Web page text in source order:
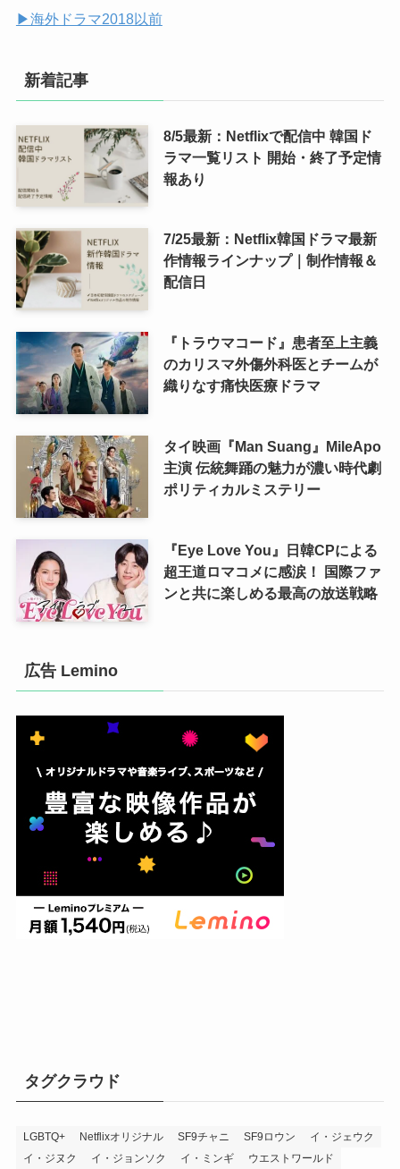
▶︎海外ドラマ2018以前
新着記事
8/5最新：Netflixで配信中 韓国ド
ラマ一覧リスト 開始・終了予定情
報あり
7/25最新：Netflix韓国ドラマ最新
作情報ラインナップ｜制作情報＆
配信日
『トラウマコード』患者至上主義
のカリスマ外傷外科医とチームが
織りなす痛快医療ドラマ
タイ映画『Man Suang』MileApo
主演 伝統舞踊の魅力が濃い時代劇
ポリティカルミステリー
『Eye Love You』日韓CPによる
超王道ロマコメに感涙！ 国際ファ
ンと共に楽しめる最高の放送戦略
広告 Lemino
タグクラウド
LGBTQ+ Netflixオリジナル SF9チャニ SF9ロウン
イ・ジェウク
イ・ジヌク
イ・ジョンソク イ・ミンギ
ウエストワールド